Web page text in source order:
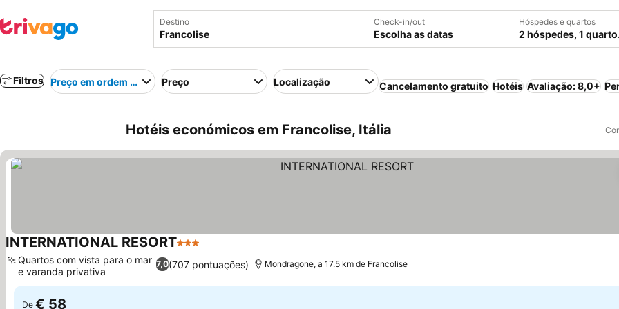
Destino Check-in/out
Escolha as datas
Hóspedes e quartos
2 hóspedes, 1 quarto.
Filtros Preço em ordem crescentePreço Localização Cancelamento gratuito Hotéis Avaliação: 8,0+
Hotéis económicos em Francolise, Itália
INTERNATIONAL RESORT3 Estrelas
7,0(707 pontuações)
Quartos com vista para o mar
e varanda privativa
Mondragone, a 17.5 km de Francolise
De € 58